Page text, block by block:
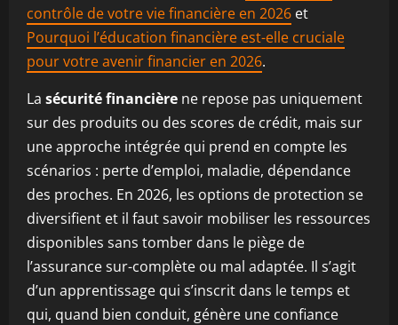
contrôle de votre vie financière en 2026 et
Pourquoi l’éducation financière est-elle cruciale
pour votre avenir financier en 2026.
La sécurité financière ne repose pas uniquement
sur des produits ou des scores de crédit, mais sur
une approche intégrée qui prend en compte les
scénarios : perte d’emploi, maladie, dépendance
des proches. En 2026, les options de protection se
diversifient et il faut savoir mobiliser les ressources
disponibles sans tomber dans le piège de
l’assurance sur-complète ou mal adaptée. Il s’agit
d’un apprentissage qui s’inscrit dans le temps et
qui, quand bien conduit, génère une confiance